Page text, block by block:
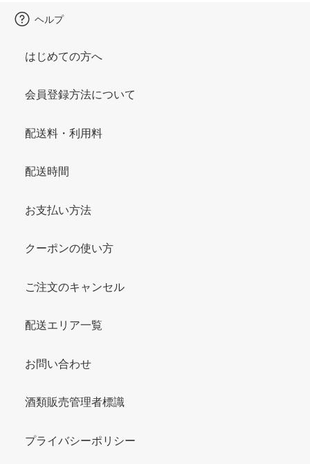
ヘルプ
はじめての方へ
会員登録方法について
配送料・利用料
配送時間
お支払い方法
クーポンの使い方
ご注文のキャンセル
配送エリア一覧
お問い合わせ
酒類販売管理者標識
プライバシーポリシー